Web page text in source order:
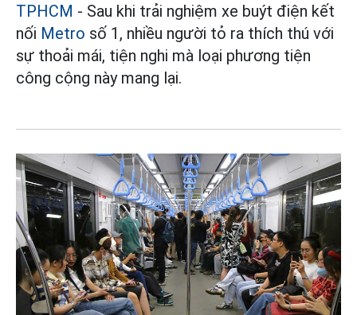
TPHCM - Sau khi trải nghiệm xe buýt điện kết
nối Metro số 1, nhiều người tỏ ra thích thú với
sự thoải mái, tiện nghi mà loại phương tiện
công cộng này mang lại.